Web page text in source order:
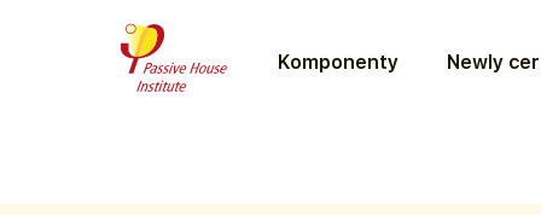
Komponenty Newly